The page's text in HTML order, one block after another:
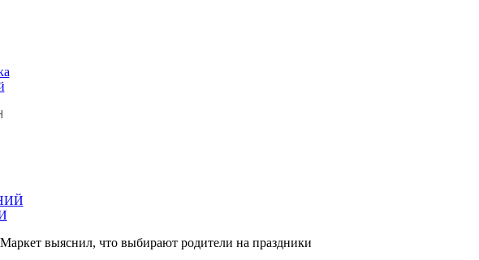
выяснил, что выбирают родители на праздники